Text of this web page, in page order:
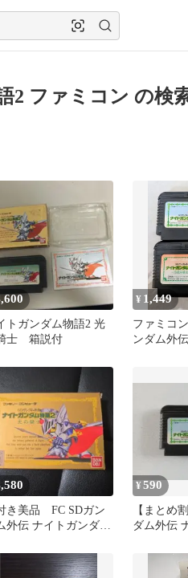
2 ファミコン の検
トガンダム物語2 光
士 箱説付
¥ 1,449
ファミコ
ンダム外
き美品 FC SDガン
外伝 ナイトガンダム
¥590
【まとめ
ダム外伝
認済